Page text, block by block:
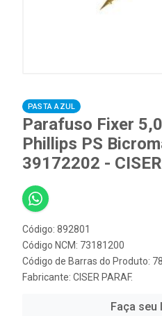
PASTA AZUL
Parafuso Fixer
Phillips PS
39172202 - CISER
Código: 892801
Código NCM: 73181200
Código de Barras do Produto:
Fabricante: CISER PARAF.
Faça seu